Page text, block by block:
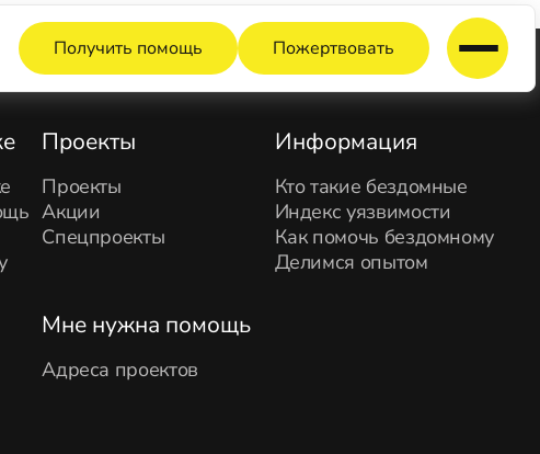
Получить помощь Пожертвовать
Проекты
Проекты
Акции
Спецпроекты
Информация
Кто такие бездомные
Индекс уязвимости
Как помочь бездомному
Делимся опытом
Мне нужна помощь
Адреса проектов